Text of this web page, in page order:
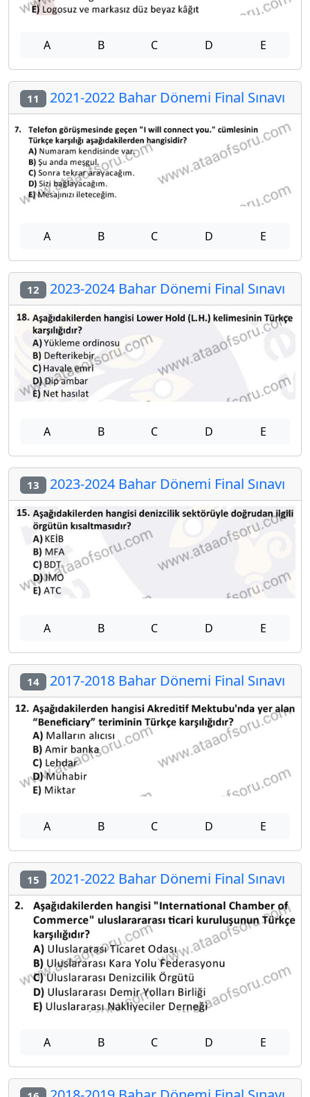
A B C D E
11 2021-2022 Bahar Dönemi Final Sınavı
A B C D E
12 2023-2024 Bahar Dönemi Final Sınavı
A B C D E
13 2023-2024 Bahar Dönemi Final Sınavı
A B C D E
14 2017-2018 Bahar Dönemi Final Sınavı
A B C D E
15 2021-2022 Bahar Dönemi Final Sınavı
A B C D E